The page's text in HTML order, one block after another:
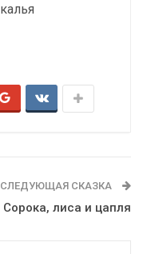
СЛЕДУЮЩАЯ СКАЗКА
Сорока, лиса и цапля